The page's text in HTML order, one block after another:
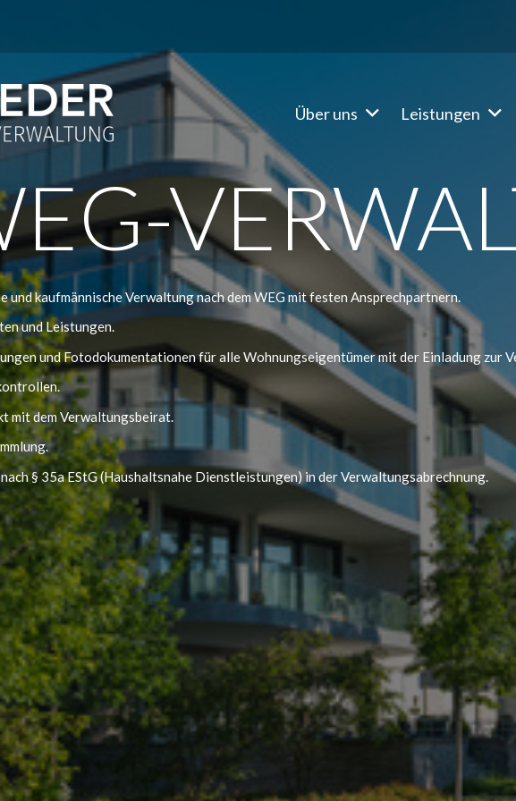
Über uns Leistungen
und kaufmännische Verwaltung nach dem WEG mit festen Ansprechpartnern.
und Leistungen.
und Fotodokumentationen für alle Wohnungseigentümer mit der Einladung zur
mit dem Verwaltungsbeirat.
§ 35a EStG (Haushaltsnahe Dienstleistungen) in der Verwaltungsabrechnung.